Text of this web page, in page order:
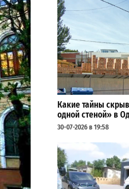
Какие тайны
одной стеной» в
30-07-2026 в 19:58